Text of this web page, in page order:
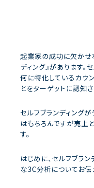
起業家の成功に欠かせ
ディング』があります。
何に特化しているカウ
とをターゲットに認知
セルフブランディング
はもちろんですが売上
す。
はじめに、セルフブラ
な3C分析についてお伝